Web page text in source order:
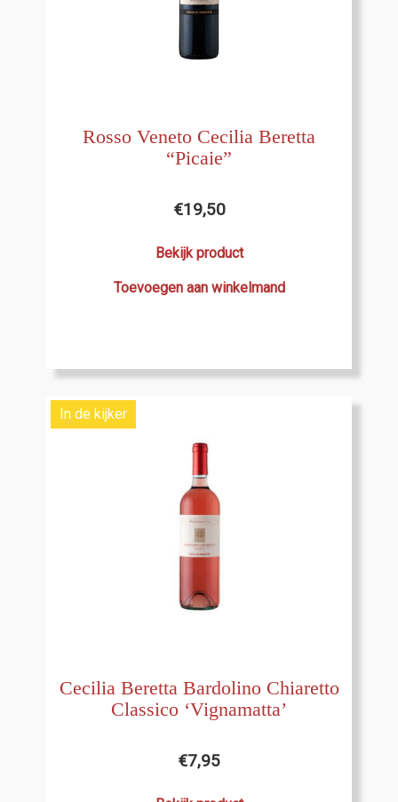
Rosso Veneto Cecilia Beretta
“Picaie”
€19,50
Bekijk product
Toevoegen aan winkelmand
In de kijker
Cecilia Beretta Bardolino Chiaretto
Classico ‘Vignamatta’
€7,95